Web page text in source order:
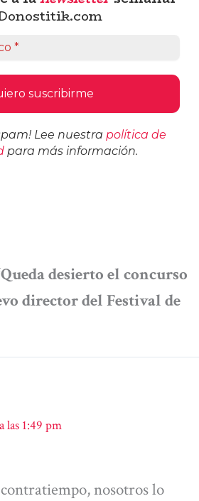
Lee nuestra política de
para más información.
desierto el concurso
director del Festival de
las 1:49 pm
nosotros lo